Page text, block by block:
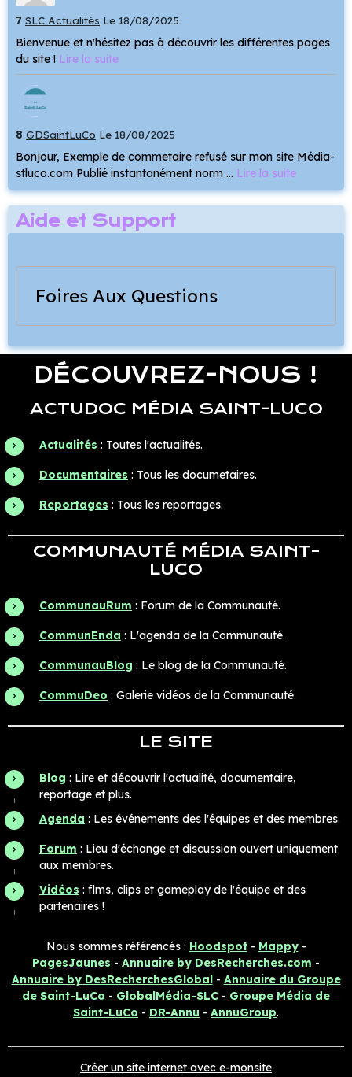
7 SLC Actualités Le 18/08/2025
Bienvenue et n'hésitez pas à découvrir les différentes pages
du site ! Lire la suite
8 GDSaintLuCo Le 18/08/2025
Bonjour, Exemple de commetaire refusé sur mon site Média-
stluco.com Publié instantanément norm ... Lire la suite
Aide et Support
Foires Aux Questions
DÉCOUVREZ-NOUS !
ACTUDOC MÉDIA SAINT-LUCO
Actualités : Toutes l'actualités.
Documentaires : Tous les documetaires.
Reportages : Tous les reportages.
COMMUNAUTÉ MÉDIA SAINT-
LUCO
CommunauRum : Forum de la Communauté.
CommunEnda : L'agenda de la Communauté.
CommunauBlog : Le blog de la Communauté.
CommuDeo : Galerie vidéos de la Communauté.
LE SITE
Blog : Lire et découvrir l'actualité, documentaire,
reportage et plus.
Agenda : Les événements des l'équipes et des membres.
Forum : Lieu d'échange et discussion ouvert uniquement
aux membres.
Vidéos : flms, clips et gameplay de l'équipe et des
partenaires !
Nous sommes référencés : Hoodspot- Mappy-
PagesJaunes - Annuaire by DesRecherches.com -
Annuaire by DesRecherchesGlobal- Annuaire du Groupe
de Saint-LuCo - GlobalMédia-SLC - Groupe Média de
Saint-LuCo - DR-Annu - AnnuGroup.
Créer un site internet avec e-monsite